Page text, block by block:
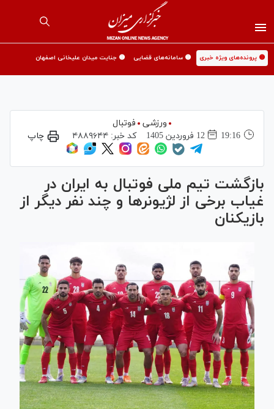
🟡 پرونده‌های ویژه خبری 🟡 سامانه‌های قضایی 🟡 جنایت میدان علیخانی اصفهان
ورزشی
فوتبال
19:16
12 فروردين 1405 کد خبر: ۴۸۸۹۶۴۴ چاپ
بازگشت تیم ملی فوتبال به ایران در
غیاب برخی از لژیونر‌ها و چند نفر دیگر از
بازیکنان